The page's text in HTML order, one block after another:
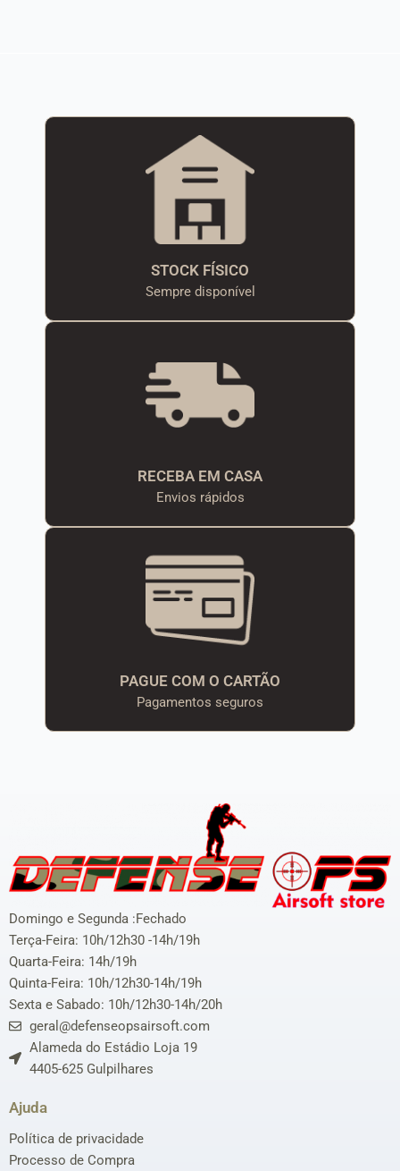
STOCK FÍSICO
Sempre disponível
RECEBA EM CASA
Envios rápidos
PAGUE COM O CARTÃO
Pagamentos seguros
Domingo e Segunda :Fechado
Terça-Feira: 10h/12h30 -14h/19h
Quarta-Feira: 14h/19h
Quinta-Feira: 10h/12h30-14h/19h
Sexta e Sabado: 10h/12h30-14h/20h
geral@defenseopsairsoft.com
Alameda do Estádio Loja 19
4405-625 Gulpilhares
Ajuda
Política de privacidade
Processo de Compra